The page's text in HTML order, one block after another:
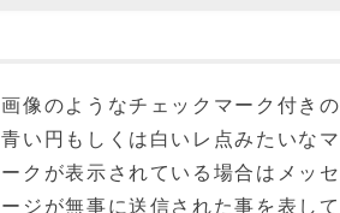
画像のようなチェックマーク付きの
青い円もしくは白いレ点みたいなマ
ークが表示されている場合はメッセ
ージが無事に送信された事を表して